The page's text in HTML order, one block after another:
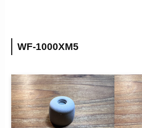
WF-1000XM5